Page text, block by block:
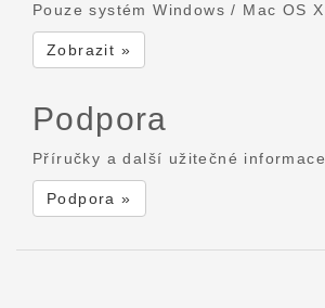
Pouze systém Windows / Mac OS X
Zobrazit »
Podpora
Příručky a další užitečné informace
Podpora »